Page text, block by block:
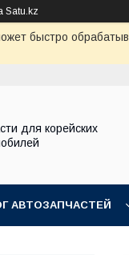
Satu.kz
быстро
для корейских
АВТОЗАПЧАСТЕЙ